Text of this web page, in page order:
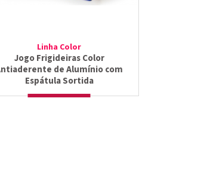
Linha Color
Jogo Frigideiras Color
de Alumínio com
Espátula Sortida